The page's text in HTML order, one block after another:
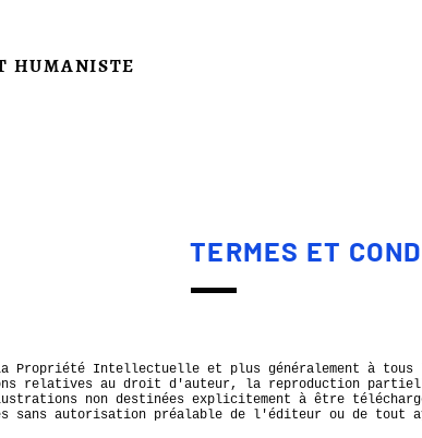
HUMANISTE
TERMES ET
la Propriété Intellectuelle et plus généralement à tous
relatives au droit d'auteur, la reproduction
non destinées explicitement à être
autorisation préalable de l'éditeur ou de tout